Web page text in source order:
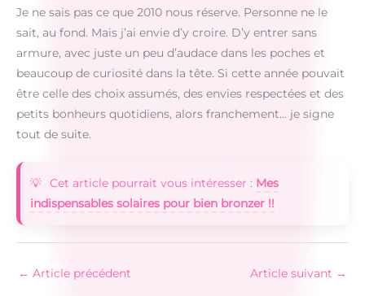
Je ne sais pas ce que 2010 nous réserve. Personne ne le
sait, au fond. Mais j’ai envie d’y croire. D’y entrer sans
armure, avec juste un peu d’audace dans les poches et
beaucoup de curiosité dans la tête. Si cette année pouvait
être celle des choix assumés, des envies respectées et des
petits bonheurs quotidiens, alors franchement… je signe
tout de suite.
Cet article pourrait vous intéresser : Mes
indispensables solaires pour bien bronzer !!
← Article précédent Article suivant →